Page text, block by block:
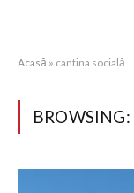
Acasă » cantina socială
BROWSING: